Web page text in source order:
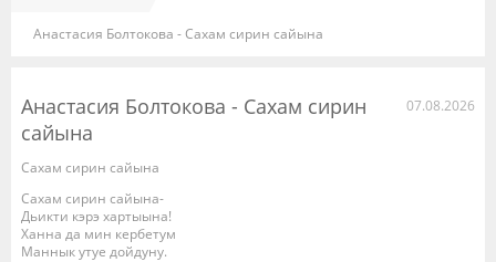
Анастасия Болтокова - Сахам сирин сайына
07.08.2026
Анастасия Болтокова - Сахам сирин
сайына
Сахам сирин сайына
Сахам сирин сайына-
Дьикти кэрэ хартыына!
Ханна да мин кербетум
Маннык утуе дойдуну.